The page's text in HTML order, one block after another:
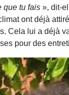
que tu fais », dit-
ont déjà
Cela lui a déjà
pour des